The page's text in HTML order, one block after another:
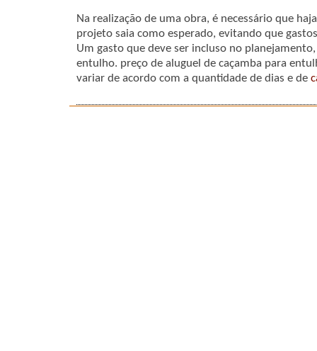
Na realização de uma obra, é necessário que
projeto saia como esperado, evitando que
Um gasto que deve ser incluso no
entulho. preço de aluguel de caçamba para
variar de acordo com a quantidade de dias e de